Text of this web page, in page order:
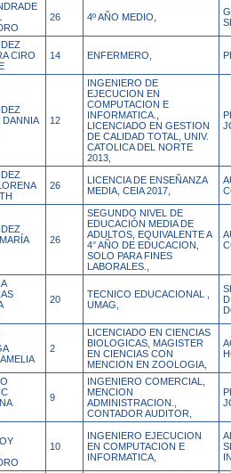
26 4º AÑO MEDIO,
CIRO
14 ENFERMERO,
DANNIA
12
INGENIERO DE
EJECUCION EN
COMPUTACION E
INFORMATICA.,
LICENCIADO EN GESTION
DE CALIDAD TOTAL, UNIV.
CATOLICA DEL NORTE
2013,
26
LICENCIA DE ENSEÑANZA
MEDIA, CEIA 2017,
26
SEGUNDO NIVEL DE
EDUCACIÓN MEDIA DE
ADULTOS, EQUIVALENTE A
4° AÑO DE EDUCACION,
SOLO PARA FINES
LABORALES.,
20
TECNICO EDUCACIONAL ,
UMAG,
2
LICENCIADO EN CIENCIAS
BIOLOGICAS, MAGISTER
EN CIENCIAS CON
MENCION EN ZOOLOGIA,
9
INGENIERO COMERCIAL,
MENCION
ADMINISTRACION.,
CONTADOR AUDITOR,
10
INGENIERO EJECUCION
EN COMPUTACION E
INFORMATICA,